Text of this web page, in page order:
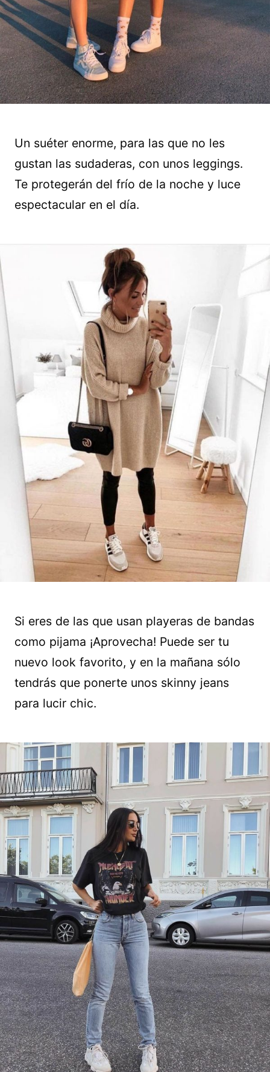
Un suéter enorme, para las que no les
gustan las sudaderas, con unos leggings.
Te protegerán del frío de la noche y luce
espectacular en el día.
Si eres de las que usan playeras de bandas
como pijama ¡Aprovecha! Puede ser tu
nuevo look favorito, y en la mañana sólo
tendrás que ponerte unos skinny jeans
para lucir chic.